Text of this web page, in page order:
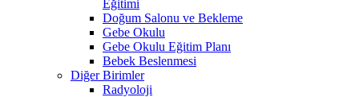
Eğitimi
Doğum Salonu ve Bekleme
Gebe Okulu
Gebe Okulu Eğitim Planı
Bebek Beslenmesi
Diğer Birimler
Radyoloji